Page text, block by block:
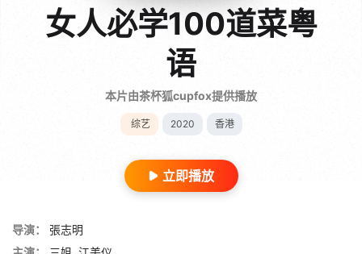
女人必学100道菜粤
语
本片由茶杯狐cupfox提供播放
综艺 2020 香港
立即播放
导演：
張志明